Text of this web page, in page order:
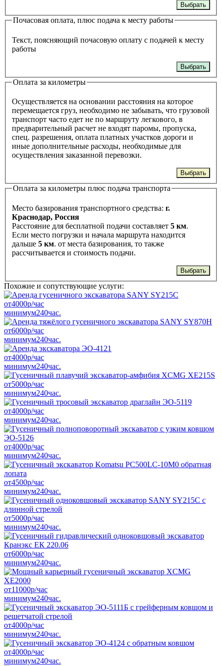
Выбрать
Почасовая оплата, плюс подача к месту работы
Текст, поясняющий почасовую оплату с подачей к месту
работы
Выбрать
Оплата за километры
Осуществляется на основании расстояния на которое
перемещается груз, необходимо не забывать, что грузовой
транспорт часто едет не по маршруту легкового, в
предварительный расчет не входят паромы, пропуска,
спец. разрешения, оплата платных участков дороги и
иные дополнительные расходы, необходимые для
осуществления заказанной перевозки.
Выбрать
Оплата за километры плюс подача транспорта
Место базирования транспортного средства: г.
Краснодар, Россия
Расстояние для бесплатной подачи составляет 5 км.
Если место погрузки и начала маршрута находится
дальше 5 км. от места базирования, то также
рассчитывается и стоимость подачи.
Выбрать
Похожие и сопутствующие услуги:
от4000р/час
минимум240час.
от6000р/час
минимум240час.
от4000р/час
минимум240час.
от5000р/час
минимум240час.
от4000р/час
минимум240час.
от4000р/час
минимум240час.
от4500р/час
минимум240час.
от5000р/час
минимум240час.
от6000р/час
минимум240час.
от11000р/час
минимум240час.
от4000р/час
минимум240час.
от4000р/час
минимум240час.